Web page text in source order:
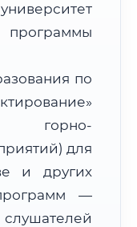
180000–180999
Дистанционно
по
горно-
для
и других
—